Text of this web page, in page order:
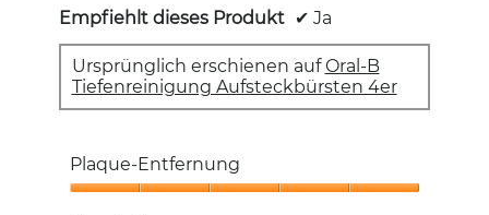
Empfiehlt dieses Produkt ✔ Ja
Ursprünglich erschienen aufOral-B
Tiefenreinigung Aufsteckbürsten 4er
Plaque-Entfernung